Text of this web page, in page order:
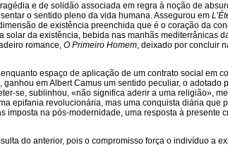
e de solidão associada em regra à noção de
o sentido pleno da vida humana. Assegurou em
de existência preenchida que é o coração da
da existência, bebida nas manhãs mediterrânicas
romance, O Primeiro Homem, deixado por concluir
espaço de aplicação de um contrato social em
em Albert Camus um sentido peculiar, o adotado
se, sublinhou, «não significa aderir a uma religião»,
epifania revolucionária, mas uma conquista diária que
na pós-modernidade, uma resposta à presente
do anterior, pois o compromisso força o indivíduo a